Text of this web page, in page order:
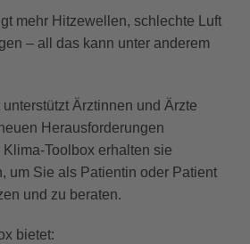
mehr Hitzewellen, schlechte Luft
– all das kann unter anderem
Ärztinnen und Ärzte
Herausforderungen
Toolbox erhalten sie
um Sie als Patientin oder Patient
und zu beraten.
bietet: